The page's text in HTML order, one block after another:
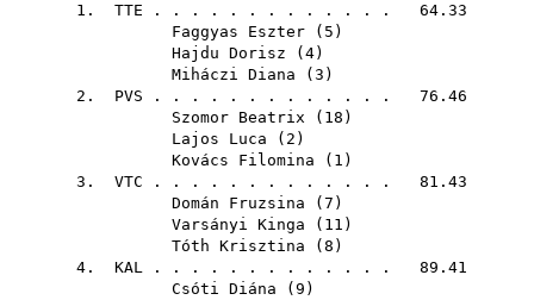
1. TTE . . . . . . . . . . . . . 64.33
Faggyas Eszter ( 5 )
Hajdu Dorisz ( 4)
Miháczi Diana ( 3 )
2. PVS . . . . . . . . . . . . . 76.46
Szomor Beatrix ( 18 )
Lajos Luca ( 2 )
Kovács Filomina ( 1 )
3. VTC . . . . . . . . . . . . . 81.43
Domán Fruzsina ( 7 )
Varsányi Kinga ( 11 )
Tóth Krisztina ( 8 )
4. KAL . . . . . . . . . . . . . 89.41
Csóti Diána ( 9 )